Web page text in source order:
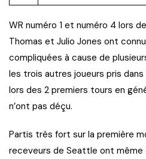
WR numéro 1 et numéro 4 lors
Thomas et Julio Jones ont
compliquées à cause de
les trois autres joueurs pris
lors des 2 premiers tours en
n’ont pas déçu.
Partis très fort sur la première
receveurs de Seattle ont même